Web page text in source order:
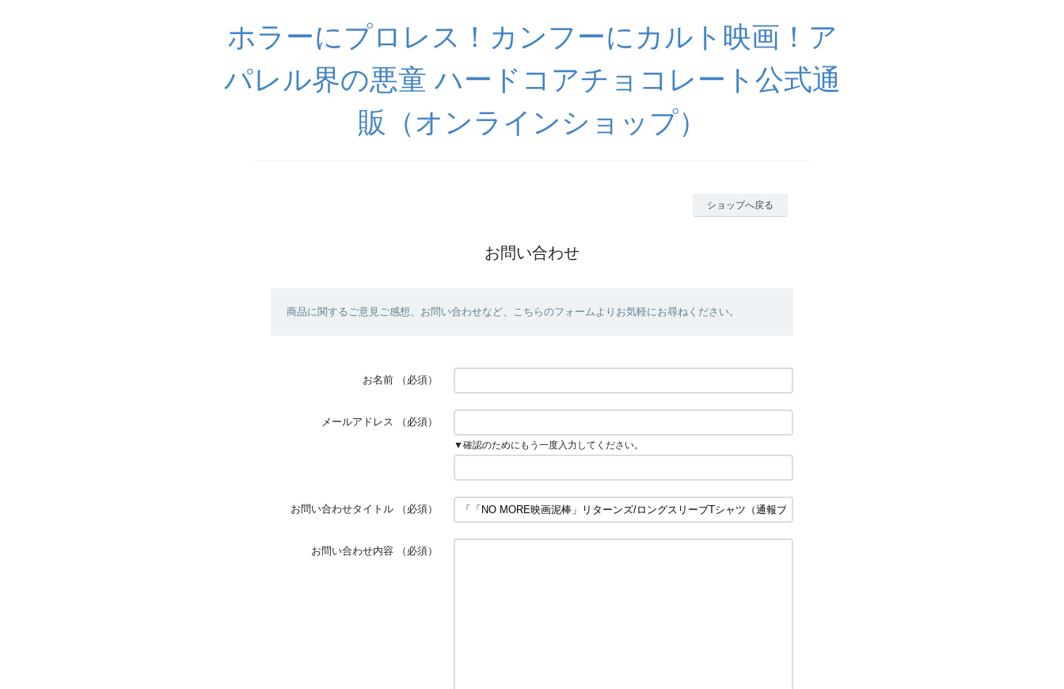
ホラーにプロレス！カンフーにカルト映画！ア
パレル界の悪童 ハードコアチョコレート公式通
販（オンラインショップ）
ショップへ戻る
お問い合わせ
商品に関するご意見ご感想、お問い合わせなど、こちらのフォームよりお気軽にお尋ねください。
お名前 （必須）
メールアドレス （必須）
▼確認のためにもう一度入力してください。
お問い合わせタイトル （必須）
お問い合わせ内容 （必須）